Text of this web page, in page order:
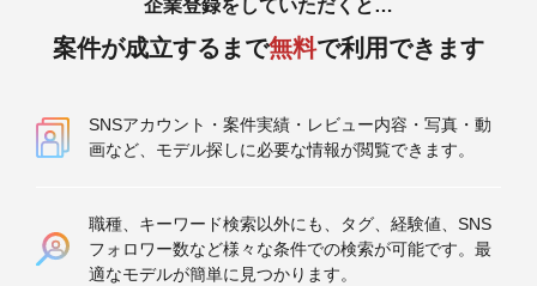
企業登録をしていただくと…
案件が成立するまで無料で利用できます
SNSアカウント・案件実績・レビュー内容・写真・動
画など、モデル探しに必要な情報が閲覧できます。
職種、キーワード検索以外にも、タグ、経験値、SNS
フォロワー数など様々な条件での検索が可能です。最
適なモデルが簡単に見つかります。